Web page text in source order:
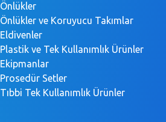
Önlükler
Önlükler ve Koruyucu Takımlar
Eldivenler
Plastik ve Tek Kullanımlık Ürünler
Ekipmanlar
Prosedür Setler
Tıbbi Tek Kullanımlık Ürünler